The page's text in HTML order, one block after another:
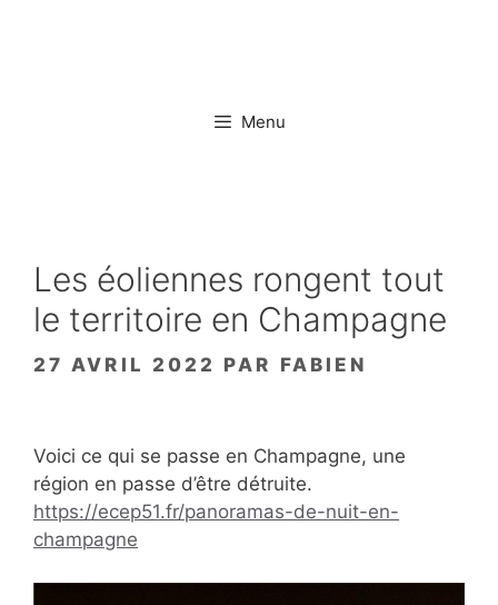
Menu
Les éoliennes rongent tout
le territoire en Champagne
27 AVRIL 2022 PAR FABIEN
Voici ce qui se passe en Champagne, une
région en passe d’être détruite.
https://ecep51.fr/panoramas-de-nuit-en-
champagne